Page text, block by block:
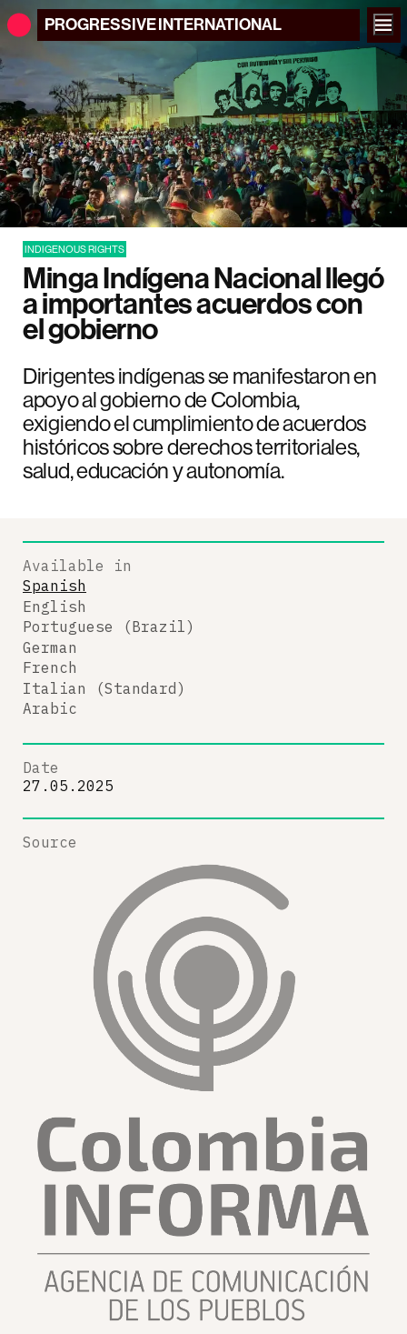
PROGRESSIVEINTERNATIONAL
INDIGENOUS RIGHTS
Minga Indígena Nacional llegó
a importantes acuerdos con
el gobierno
Dirigentes indígenas se manifestaron en
apoyo al gobierno de Colombia,
exigiendo el cumplimiento de acuerdos
históricos sobre derechos territoriales,
salud, educación y autonomía.
Available in
Spanish
English
Portuguese (Brazil)
German
French
Italian (Standard)
Arabic
Date
27.05.2025
Source